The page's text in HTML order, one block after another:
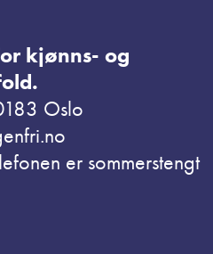
kjønns- og
Oslo
er sommerstengt